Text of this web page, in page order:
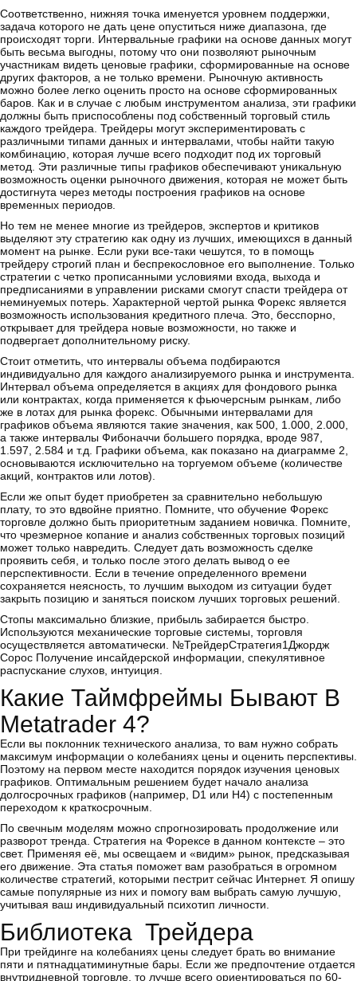
Соответственно, нижняя точка именуется уровнем поддержки,
задача которого не дать цене опуститься ниже диапазона, где
происходят торги. Интервальные графики на основе данных могут
быть весьма выгодны, потому что они позволяют рыночным
участникам видеть ценовые графики, сформированные на основе
других факторов, а не только времени. Рыночную активность
можно более легко оценить просто на основе сформированных
баров. Как и в случае с любым инструментом анализа, эти графики
должны быть приспособлены под собственный торговый стиль
каждого трейдера. Трейдеры могут экспериментировать с
различными типами данных и интервалами, чтобы найти такую
комбинацию, которая лучше всего подходит под их торговый
метод. Эти различные типы графиков обеспечивают уникальную
возможность оценки рыночного движения, которая не может быть
достигнута через методы построения графиков на основе
временных периодов.
Но тем не менее многие из трейдеров, экспертов и критиков
выделяют эту стратегию как одну из лучших, имеющихся в данный
момент на рынке. Если руки все-таки чешутся, то в помощь
трейдеру строгий план и беспрекословное его выполнение. Только
стратегии с четко прописанными условиями входа, выхода и
предписаниями в управлении рисками смогут спасти трейдера от
неминуемых потерь. Характерной чертой рынка Форекс является
возможность использования кредитного плеча. Это, бесспорно,
открывает для трейдера новые возможности, но также и
подвергает дополнительному риску.
Стоит отметить, что интервалы объема подбираются
индивидуально для каждого анализируемого рынка и инструмента.
Интервал объема определяется в акциях для фондового рынка
или контрактах, когда применяется к фьючерсным рынкам, либо
же в лотах для рынка форекс. Обычными интервалами для
графиков объема являются такие значения, как 500, 1.000, 2.000,
а также интервалы Фибоначчи большего порядка, вроде 987,
1.597, 2.584 и т.д. Графики объема, как показано на диаграмме 2,
основываются исключительно на торгуемом объеме (количестве
акций, контрактов или лотов).
Если же опыт будет приобретен за сравнительно небольшую
плату, то это вдвойне приятно. Помните, что обучение Форекс
торговле должно быть приоритетным заданием новичка. Помните,
что чрезмерное копание и анализ собственных торговых позиций
может только навредить. Следует дать возможность сделке
проявить себя, и только после этого делать вывод о ее
перспективности. Если в течение определенного времени
сохраняется неясность, то лучшим выходом из ситуации будет
закрыть позицию и заняться поиском лучших торговых решений.
Стопы максимально близкие, прибыль забирается быстро.
Используются механические торговые системы, торговля
осуществляется автоматически. №ТрейдерСтратегия1Джордж
Сорос Получение инсайдерской информации, спекулятивное
распускание слухов, интуиция.
Какие Таймфреймы Бывают В
Metatrader 4?
Если вы поклонник технического анализа, то вам нужно собрать
максимум информации о колебаниях цены и оценить перспективы.
Поэтому на первом месте находится порядок изучения ценовых
графиков. Оптимальным решением будет начало анализа
долгосрочных графиков (например, D1 или Н4) с постепенным
переходом к краткосрочным.
По свечным моделям можно спрогнозировать продолжение или
разворот тренда. Стратегия на Форексе в данном контексте – это
свет. Применяя её, мы освещаем и «видим» рынок, предсказывая
его движение. Эта статья поможет вам разобраться в огромном
количестве стратегий, которыми пестрит сейчас Интернет. Я опишу
самые популярные из них и помогу вам выбрать самую лучшую,
учитывая ваш индивидуальный психотип личности.
Библиотека Трейдера
При трейдинге на колебаниях цены следует брать во внимание
пяти и пятнадцатиминутные бары. Если же предпочтение отдается
внутридневной торговле, то лучше всего ориентироваться по 60-